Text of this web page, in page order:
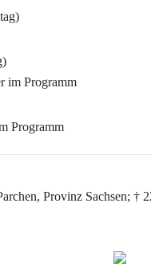
Programm
Provinz Sachsen; †